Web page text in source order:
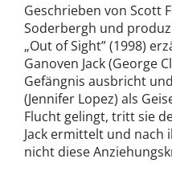
Geschrieben von Scott
Soderbergh und
„Out of Sight” (1998)
Ganoven Jack (George
Gefängnis ausbricht
(Jennifer Lopez) als
Flucht gelingt, tritt sie
Jack ermittelt und nach
nicht diese